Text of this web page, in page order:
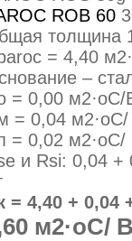
ROB 60
толщина
= 4,40
–
= 0,00 м2·оС/
= 0,04 м2·оС/
= 0,02 м2·оС/
и Rsi: 0,04
= 4,40 + 0,04
м2·оС/